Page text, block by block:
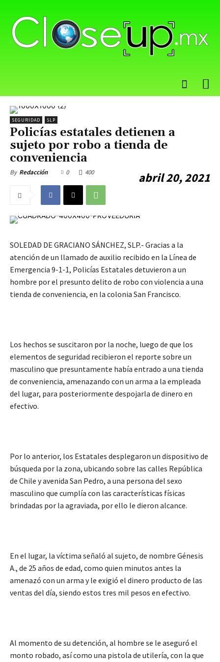
SEGURIDAD SLP
Policías estatales detienen a
sujeto por robo a tienda de
conveniencia
By Redacción abril 20, 2021
0 400
SOLEDAD DE GRACIANO SÁNCHEZ, SLP.- Gracias a la
atención de un llamado de auxilio recibido en la Línea de
Emergencia 9-1-1, Policías Estatales detuvieron a un
hombre por el presunto delito de robo con violencia a una
tienda de conveniencia, en la colonia San Francisco.
Los hechos se suscitaron por la noche, luego de que los
elementos de seguridad recibieron el reporte sobre un
masculino que presuntamente había entrado a una tienda
de conveniencia, amenazando con un arma a la empleada
del lugar, para posteriormente despojarla de dinero en
efectivo.
Por lo anterior, los Estatales desplegaron un dispositivo de
búsqueda por la zona, ubicando sobre las calles República
de Chile y avenida San Pedro, a una persona del sexo
masculino que cumplía con las características físicas
brindadas por la agraviada, por ello le dieron alcance.
En el lugar, la víctima señaló al sujeto, de nombre Génesis
A., de 25 años de edad, como quien minutos antes la
amenazó con un arma y le exigió el dinero producto de las
ventas del día, siendo estos tres mil pesos en efectivo.
Al momento de su detención, al hombre se le aseguró el
monto robado, así como una pistola de utilería, con la que